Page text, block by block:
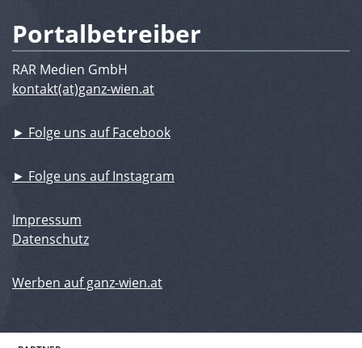
Portalbetreiber
RAR Medien GmbH
kontakt(at)ganz-wien.at
► Folge uns auf Facebook
► Folge uns auf Instagram
Impressum
Datenschutz
Werben auf ganz-wien.at